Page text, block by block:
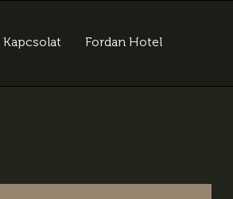
Kapcsolat Fordan Hotel